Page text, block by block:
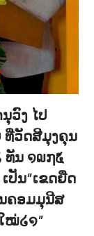
ວົງ ໄປ
ທີ່ວັດສີມຸງຄຸນ
ທັນ ໑໙໗໕
ປັນ”ເຂດຍືດ
ຄອມມຸນີສ
ໝ່໒໑”